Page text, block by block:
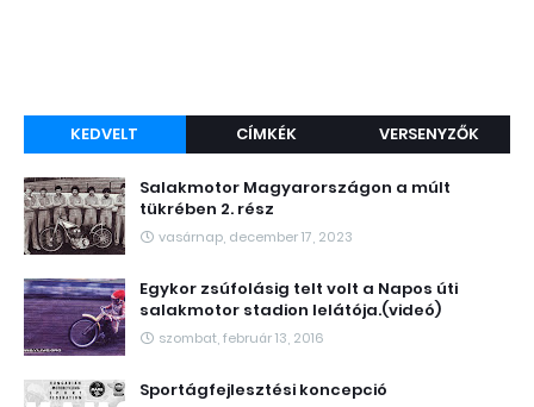
KEDVELT CÍMKÉK VERSENYZŐK
Salakmotor Magyarországon a múlt
tükrében 2. rész
vasárnap, december 17, 2023
Egykor zsúfolásig telt volt a Napos úti
salakmotor stadion lelátója.(videó)
szombat, február 13, 2016
Sportágfejlesztési koncepció